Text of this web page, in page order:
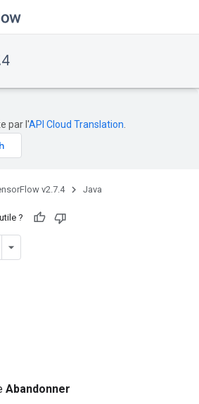
par l'API Cloud Translation
v2.7.4 Java
?
Abandonner